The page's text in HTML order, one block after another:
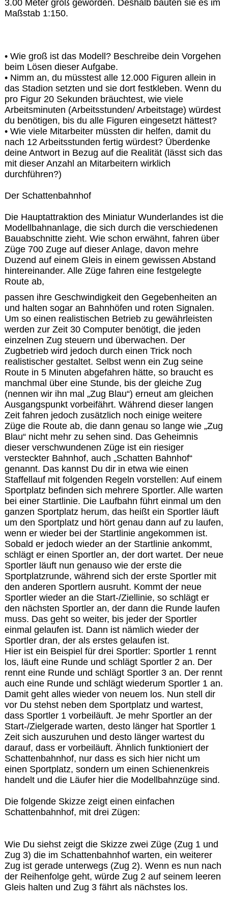
3.00 Meter groß geworden. Deshalb bauten sie es im
Maßstab 1:150.
• Wie groß ist das Modell? Beschreibe dein Vorgehen
beim Lösen dieser Aufgabe.
• Nimm an, du müsstest alle 12.000 Figuren allein in
das Stadion setzten und sie dort festkleben. Wenn du
pro Figur 20 Sekunden bräuchtest, wie viele
Arbeitsminuten (Arbeitsstunden/ Arbeitstage) würdest
du benötigen, bis du alle Figuren eingesetzt hättest?
• Wie viele Mitarbeiter müssten dir helfen, damit du
nach 12 Arbeitsstunden fertig würdest? Überdenke
deine Antwort in Bezug auf die Realität (lässt sich das
mit dieser Anzahl an Mitarbeitern wirklich
durchführen?)
Der Schattenbahnhof
Die Hauptattraktion des Miniatur Wunderlandes ist die
Modellbahnanlage, die sich durch die verschiedenen
Bauabschnitte zieht. Wie schon erwähnt, fahren über
Züge 700 Zuge auf dieser Anlage, davon mehre
Duzend auf einem Gleis in einem gewissen Abstand
hintereinander. Alle Züge fahren eine festgelegte
Route ab,
passen ihre Geschwindigkeit den Gegebenheiten an
und halten sogar an Bahnhöfen und roten Signalen.
Um so einen realistischen Betrieb zu gewährleisten
werden zur Zeit 30 Computer benötigt, die jeden
einzelnen Zug steuern und überwachen. Der
Zugbetrieb wird jedoch durch einen Trick noch
realistischer gestaltet. Selbst wenn ein Zug seine
Route in 5 Minuten abgefahren hätte, so braucht es
manchmal über eine Stunde, bis der gleiche Zug
(nennen wir ihn mal „Zug Blau“) erneut am gleichen
Ausgangspunkt vorbeifährt. Während dieser langen
Zeit fahren jedoch zusätzlich noch einige weitere
Züge die Route ab, die dann genau so lange wie „Zug
Blau“ nicht mehr zu sehen sind. Das Geheimnis
dieser verschwundenen Züge ist ein riesiger
versteckter Bahnhof, auch „Schatten Bahnhof“
genannt. Das kannst Du dir in etwa wie einen
Staffellauf mit folgenden Regeln vorstellen: Auf einem
Sportplatz befinden sich mehrere Sportler. Alle warten
bei einer Startlinie. Die Laufbahn führt einmal um den
ganzen Sportplatz herum, das heißt ein Sportler läuft
um den Sportplatz und hört genau dann auf zu laufen,
wenn er wieder bei der Startlinie angekommen ist.
Sobald er jedoch wieder an der Startlinie ankommt,
schlägt er einen Sportler an, der dort wartet. Der neue
Sportler läuft nun genauso wie der erste die
Sportplatzrunde, während sich der erste Sportler mit
den anderen Sportlern ausruht. Kommt der neue
Sportler wieder an die Start-/Ziellinie, so schlägt er
den nächsten Sportler an, der dann die Runde laufen
muss. Das geht so weiter, bis jeder der Sportler
einmal gelaufen ist. Dann ist nämlich wieder der
Sportler dran, der als erstes gelaufen ist.
Hier ist ein Beispiel für drei Sportler: Sportler 1 rennt
los, läuft eine Runde und schlägt Sportler 2 an. Der
rennt eine Runde und schlägt Sportler 3 an. Der rennt
auch eine Runde und schlägt wiederum Sportler 1 an.
Damit geht alles wieder von neuem los. Nun stell dir
vor Du stehst neben dem Sportplatz und wartest,
dass Sportler 1 vorbeiläuft. Je mehr Sportler an der
Start-/Zielgerade warten, desto länger hat Sportler 1
Zeit sich auszuruhen und desto länger wartest du
darauf, dass er vorbeiläuft. Ähnlich funktioniert der
Schattenbahnhof, nur dass es sich hier nicht um
einen Sportplatz, sondern um einen Schienenkreis
handelt und die Läufer hier die Modellbahnzüge sind.
Die folgende Skizze zeigt einen einfachen
Schattenbahnhof, mit drei Zügen:
Wie Du siehst zeigt die Skizze zwei Züge (Zug 1 und
Zug 3) die im Schattenbahnhof warten, ein weiterer
Zug ist gerade unterwegs (Zug 2). Wenn es nun nach
der Reihenfolge geht, würde Zug 2 auf seinem leeren
Gleis halten und Zug 3 fährt als nächstes los.